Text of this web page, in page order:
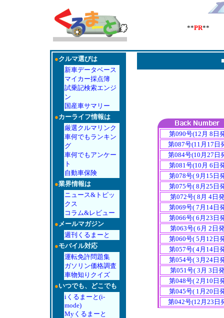
**PR** こ
●クルマ選びは
新車データベース
マイカー採点簿
試乗記検索エンジ
ン
国産車サマリー
●カーライフ情報は
厳選クルマリンク
車何でもランキン
グ
車何でもアンケー
ト
自動車保険
●業界情報は
ニュース&トピッ
クス
コラム&レビュー
●メールマガジン
週刊くるまーと
●モバイル対応
運転免許問題集
ガソリン価格調査
車物知りクイズ
●いつでも、どこでも
iくるまーと(i-
mode)
Myくるまーと
第090号(12月 8日
第087号(11月17日
第084号(10月27日
第081号(10月 6日
第078号( 9月15日
第075号( 8月25日
第072号( 8月 4日
第069号( 7月14日
第066号( 6月23日
第063号( 6月 2日
第060号( 5月12日
第057号( 4月14日
第054号( 3月24日
第051号( 3月 3日
第048号( 2月10日
第045号( 1月20日
第042号(12月23日